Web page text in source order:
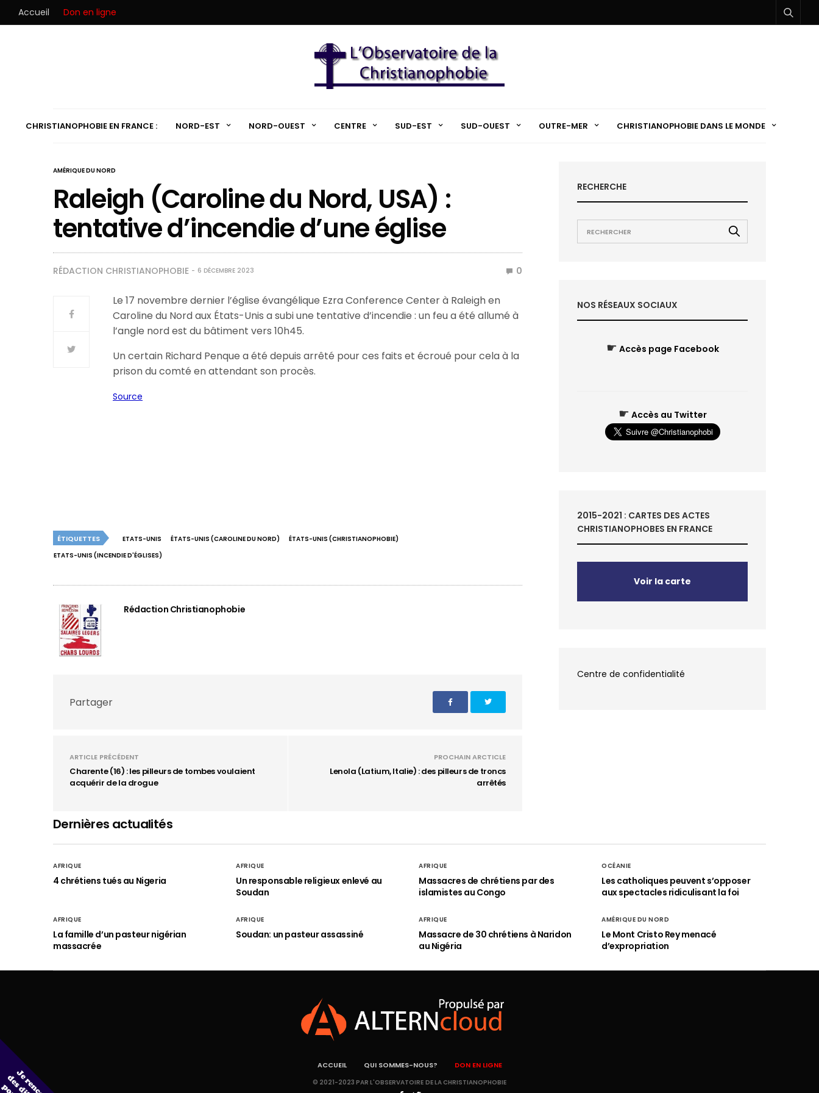
Accueil Don en ligne
CHRISTIANOPHOBIE EN FRANCE : NORD-EST NORD-OUEST CENTRE SUD-EST SUD-OUEST OUTRE-MER CHRISTIANOPHOBIE DANS LE MONDE
AMÉRIQUE DU NORD
Raleigh (Caroline du Nord, USA) :
tentative d’incendie d’une église
RÉDACTION CHRISTIANOPHOBIE 6 DÉCEMBRE 2023 0
Le 17 novembre dernier l’église évangélique Ezra Conference Center à Raleigh en
Caroline du Nord aux États-Unis a subi une tentative d’incendie : un feu a été allumé à
l’angle nord est du bâtiment vers 10h45.
Un certain Richard Penque a été depuis arrêté pour ces faits et écroué pour cela à la
prison du comté en attendant son procès.
Source
ÉTIQUETTES ETATS-UNIS ÉTATS-UNIS (CAROLINE DU NORD)
ÉTATS-UNIS (CHRISTIANOPHOBIE)
ETATS-UNIS (INCENDIE D'ÉGLISES)
Rédaction Christianophobie
Partager
ARTICLE PRÉCÉDENT
Charente (16) : les pilleurs de tombes voulaient
acquérir de la drogue
PROCHAIN ARCTICLE
Lenola (Latium, Italie) : des pilleurs de troncs
arrêtés
RECHERCHE
NOS RÉSEAUX SOCIAUX
☛ Accès page Facebook
☛ Accès au Twitter
2015-2021 : CARTES DES ACTES
CHRISTIANOPHOBES EN FRANCE
Voir la carte
Centre de confidentialité
Dernières actualités
AFRIQUE
4 chrétiens tués au Nigeria
AFRIQUE
Un responsable religieux enlevé au
Soudan
AFRIQUE
Massacres de chrétiens par des
islamistes au Congo
OCÉANIE
Les catholiques peuvent s’opposer
aux spectacles ridiculisant la foi
AFRIQUE
La famille d’un pasteur nigérian
massacrée
AFRIQUE
Soudan: un pasteur assassiné
AFRIQUE
Massacre de 30 chrétiens à Naridon
au Nigéria
AMÉRIQUE DU NORD
Le Mont Cristo Rey menacé
d’expropriation
ACCUEIL QUI SOMMES-NOUS? DON EN LIGNE
© 2021-2023 PAR L'OBSERVATOIRE DE LA CHRISTIANOPHOBIE